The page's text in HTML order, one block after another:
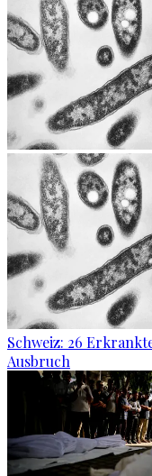
Schweiz: 26
Ausbruch